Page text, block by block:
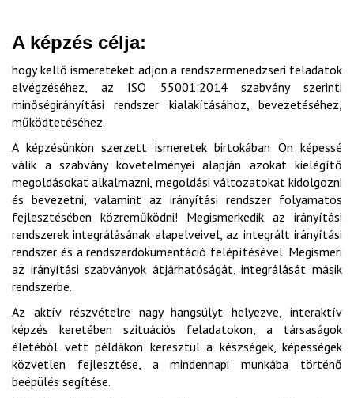
A képzés célja:
hogy kellő ismereteket adjon a rendszermenedzseri feladatok
elvégzéséhez, az ISO 55001:2014 szabvány szerinti
minőségirányítási rendszer kialakításához, bevezetéséhez,
működtetéséhez.
A képzésünkön szerzett ismeretek birtokában Ön képessé
válik a szabvány követelményei alapján azokat kielégítő
megoldásokat alkalmazni, megoldási változatokat kidolgozni
és bevezetni, valamint az irányítási rendszer folyamatos
fejlesztésében közreműködni! Megismerkedik az irányítási
rendszerek integrálásának alapelveivel, az integrált irányítási
rendszer és a rendszerdokumentáció felépítésével. Megismeri
az irányítási szabványok átjárhatóságát, integrálását másik
rendszerbe.
Az aktív részvételre nagy hangsúlyt helyezve, interaktív
képzés keretében szituációs feladatokon, a társaságok
életéből vett példákon keresztül a készségek, képességek
közvetlen fejlesztése, a mindennapi munkába történő
beépülés segítése.